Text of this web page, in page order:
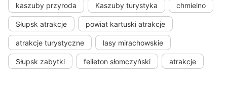
kaszuby przyroda Kaszuby turystyka chmielno
Słupsk atrakcje powiat kartuski atrakcje
atrakcje turystyczne lasy mirachowskie
Słupsk zabytki felieton słomczyński atrakcje